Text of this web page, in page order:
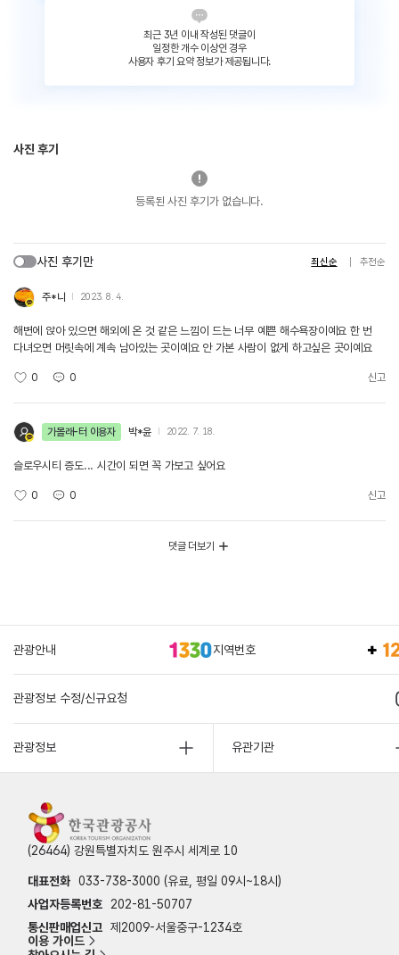
최근 3년 이내 작성된 댓글이
일정한 개수 이상인 경우
사용자 후기 요약 정보가 제공됩니다.
사진 후기
등록된 사진 후기가 없습니다.
사진 후기만 최신순 추천순
주*니 2023. 8. 4.
해변에 앉아 있으면 해외에 온 것 같은 느낌이 드는 너무 예쁜 해수욕장이예요 한 번
다녀오면 머릿속에 계속 남아있는 곳이예요 안 가본 사람이 없게 하고싶은 곳이예요
0 0 신고
가볼래-터 이용자 박*윤 2022. 7. 18.
슬로우시티 증도... 시간이 되면 꼭 가보고 싶어요
0 0 신고
댓글 더보기
관광안내 지역번호
관광정보 수정/신규요청
관광정보 유관기관
(26464) 강원특별자치도 원주시 세계로 10
대표전화 033-738-3000 (유료, 평일 09시~18시)
사업자등록번호
202-81-50707
통신판매업신고 제2009-서울중구-1234호
이용 가이드